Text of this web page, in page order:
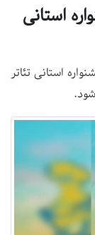
استانی
استانی تئاتر